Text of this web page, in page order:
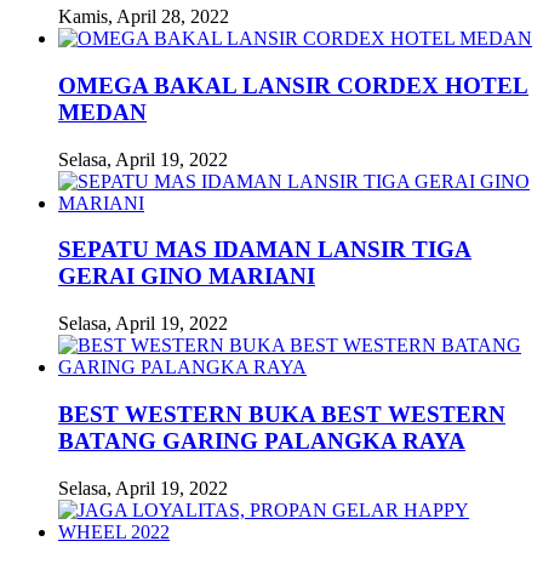
Kamis, April 28, 2022
OMEGA BAKAL LANSIR CORDEX HOTEL
MEDAN
Selasa, April 19, 2022
SEPATU MAS IDAMAN LANSIR TIGA
GERAI GINO MARIANI
Selasa, April 19, 2022
BEST WESTERN BUKA BEST WESTERN
BATANG GARING PALANGKA RAYA
Selasa, April 19, 2022